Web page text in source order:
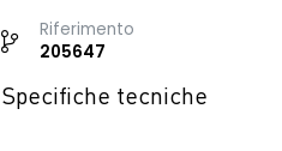
Riferimento
205647
Specifiche tecniche